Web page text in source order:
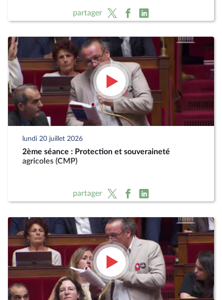
partager
lundi 20 juillet 2026
2ème séance : Protection et souveraineté
agricoles (CMP)
partager